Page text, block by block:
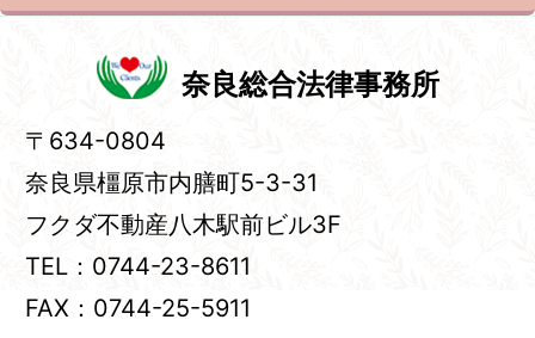
奈良総合法律事務所
〒634-0804
奈良県橿原市内膳町5-3-31
フクダ不動産八木駅前ビル3F
TEL：0744-23-8611
FAX：0744-25-5911